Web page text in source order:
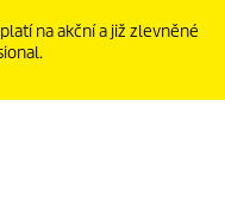
na akční a již zlevněné